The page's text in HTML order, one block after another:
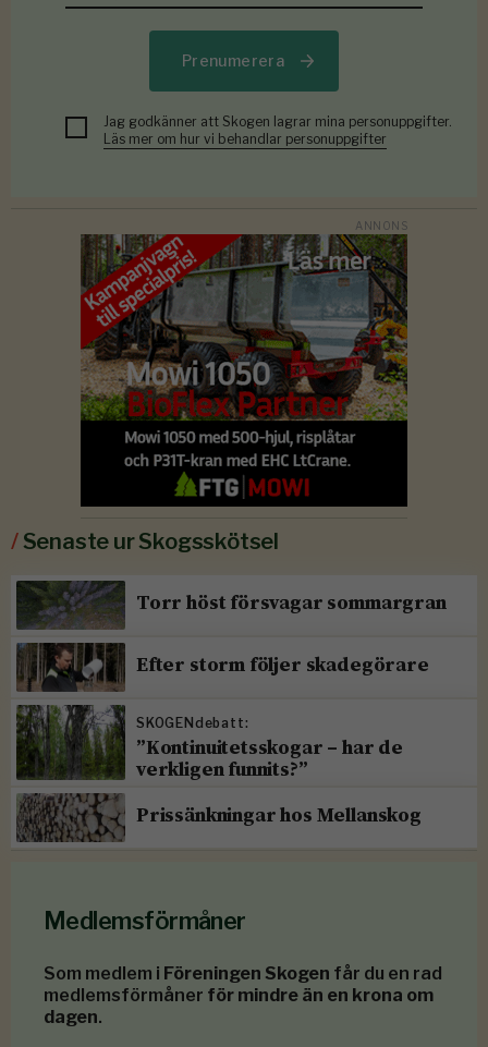
Prenumerera
Jag godkänner att Skogen lagrar mina personuppgifter.
Läs mer om hur vi behandlar personuppgifter
/Senaste ur Skogsskötsel
Torr höst försvagar sommargran
Efter storm följer skadegörare
SKOGENdebatt:
”Kontinuitetsskogar – har de
verkligen funnits?”
Prissänkningar hos Mellanskog
Medlemsförmåner
Som medlem i Föreningen Skogen får du en rad
medlemsförmåner för mindre än en krona om
dagen.